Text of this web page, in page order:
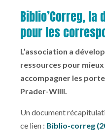
Biblio’Correg, la
pour les
L’association a
ressources pour
accompagner les
Prader-Willi.
Un document
ce lien : Biblio-correg